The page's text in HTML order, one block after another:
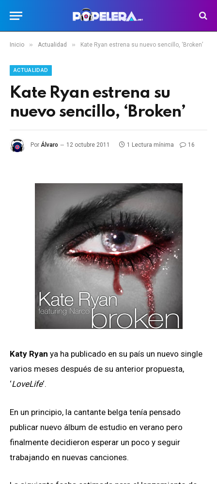
Inicio » Actualidad » Kate Ryan estrena su nuevo sencillo, ‘Broken’
ACTUALIDAD
Kate Ryan estrena su
nuevo sencillo, ‘Broken’
Por Álvaro 12 octubre 2011 1 Lectura mínima 16
Katy Ryan ya ha publicado en su país un nuevo single
varios meses después de su anterior propuesta,
‘LoveLife‘.
En un principio, la cantante belga tenía pensado
publicar nuevo álbum de estudio en verano pero
finalmente decidieron esperar un poco y seguir
trabajando en nuevas canciones.